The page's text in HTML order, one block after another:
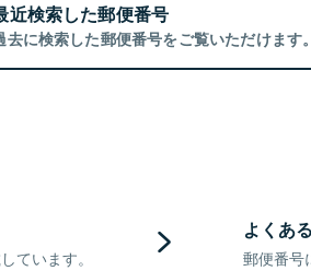
近検索した郵便番号
去に検索した郵便番号をご覧いただけます。
ています。
よくあ
郵便番号